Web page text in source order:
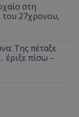
στη
του 27χρονου,
Της πέταξε
έριξε πίσω –